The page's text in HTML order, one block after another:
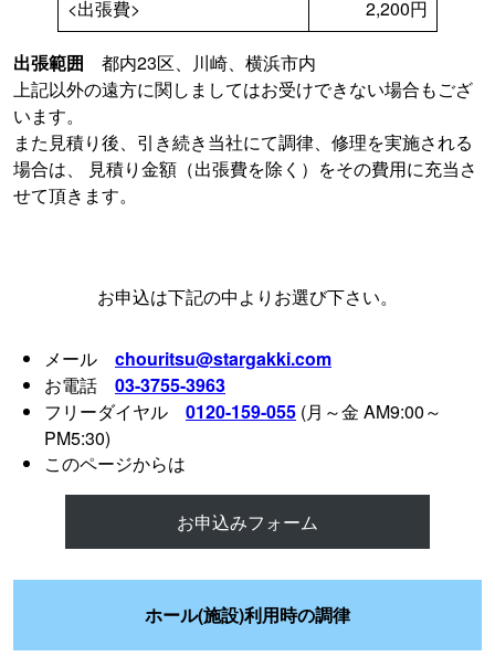
<出張費>
2,200円
出張範囲 都内23区、川崎、横浜市内
上記以外の遠方に関しましてはお受けできない場合もござ
います。
また見積り後、引き続き当社にて調律、修理を実施される
場合は、 見積り金額（出張費を除く）をその費用に充当さ
せて頂きます。
お申込は下記の中よりお選び下さい。
メール chouritsu@stargakki.com
お電話 03-3755-3963
フリーダイヤル 0120-159-055 (月～金 AM9:00～
PM5:30)
このページからは
お申込みフォーム
ホール(施設)利用時の調律